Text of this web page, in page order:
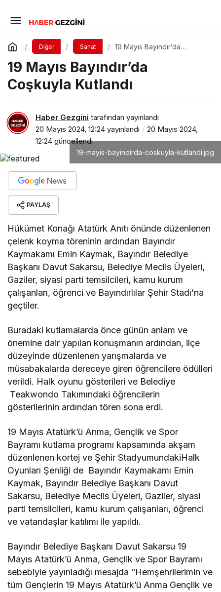
Diğer Sanat
19 Mayıs Bayındır’da
19 Mayıs Bayındır’da
Coşkuyla Kutlandı
Haber Gezgini tarafından yayınlandı
20 Mayıs 2024, 12:24 yayınlandı
20 Mayıs 2024,
12:24 güncellendi
19-mayis-bayindirda-coskuyla-kutlandi.jpg
PAYLAŞ
Hükümet Konağı Atatürk Anıtı önünde düzenlenen
çelenk koyma töreninin ardından Bayındır
Kaymakamı Emin Kaymak, Bayındır Belediye
Başkanı Davut Sakarsu, Belediye Meclis Üyeleri,
Gaziler, siyasi parti temsilcileri, kamu kurum
çalışanları, öğrenci ve Bayındırlılar Şehir Stadı’na
geçtiler.
Buradaki kutlamalarda önce günün anlam ve
önemine dair yapılan konuşmanın ardından, ilçe
düzeyinde düzenlenen yarışmalarda ve
müsabakalarda dereceye giren öğrencilere ödülleri
verildi. Halk oyunu gösterileri ve Belediye
Teakwondo Takımındaki öğrencilerin
gösterilerinin ardından tören sona erdi.
19 Mayıs Atatürk’ü Anma, Gençlik ve Spor
Bayramı kutlama programı kapsamında akşam
düzenlenen kortej ve Şehir StadyumundakiHalk
Oyunları Şenliği de Bayındır Kaymakamı Emin
Kaymak, Bayındır Belediye Başkanı Davut
Sakarsu, Belediye Meclis Üyeleri, Gaziler, siyasi
parti temsilcileri, kamu kurum çalışanları, öğrenci
ve vatandaşlar katılımı ile yapıldı.
Bayındır Belediye Başkanı Davut Sakarsu 19
Mayıs Atatürk’ü Anma, Gençlik ve Spor Bayramı
sebebiyle yayınladığı mesajda “Hemşehrilerimin ve
tüm Gençlerin 19 Mayıs Atatürk’ü Anma Gençlik ve